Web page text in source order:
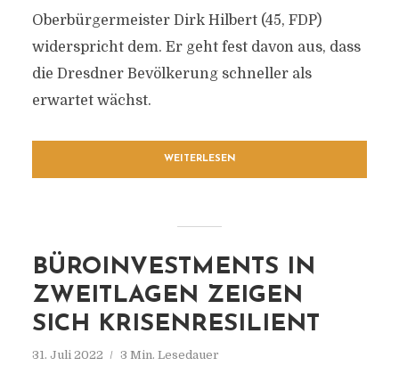
Oberbürgermeister Dirk Hilbert (45, FDP)
widerspricht dem. Er geht fest davon aus, dass
die Dresdner Bevölkerung schneller als
erwartet wächst.
WEITERLESEN
BÜROINVESTMENTS IN
ZWEITLAGEN ZEIGEN
SICH KRISENRESILIENT
31. Juli 2022 3 Min. Lesedauer